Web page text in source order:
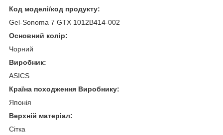
Код моделі/код продукту:
Gel-Sonoma 7 GTX 1012B414-002
Основний колір:
Чорний
Виробник:
ASICS
Країна походження Виробнику:
Японія
Верхній матеріал:
Сітка